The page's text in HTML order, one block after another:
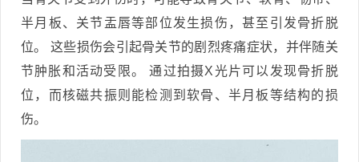
半月板、关节盂唇等部位发生损伤，甚至引发骨折脱
位。 这些损伤会引起骨关节的剧烈疼痛症状，并伴随关
节肿胀和活动受限。 通过拍摄X光片可以发现骨折脱
位，而核磁共振则能检测到软骨、半月板等结构的损
伤。